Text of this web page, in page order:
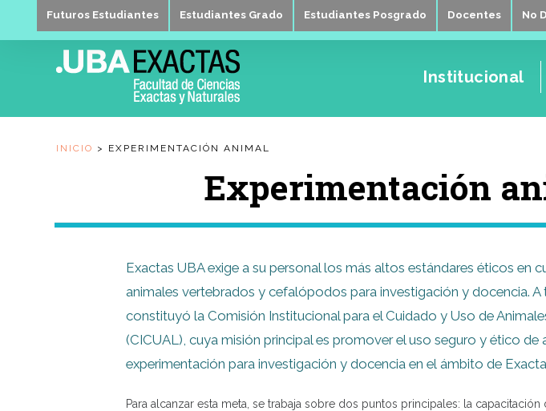
Futuros Estudiantes Estudiantes Grado Estudiantes Posgrado Docentes No
Institucional
INICIO > EXPERIMENTACIÓN ANIMAL
Experimentación
Exactas UBA exige a su personal los más altos estándares éticos en
animales vertebrados y cefalópodos para investigación y docencia. A
constituyó la Comisión Institucional para el Cuidado y Uso de
(CICUAL), cuya misión principal es promover el uso seguro y ético de
experimentación para investigación y docencia en el ámbito de
Para alcanzar esta meta, se trabaja sobre dos puntos principales: la